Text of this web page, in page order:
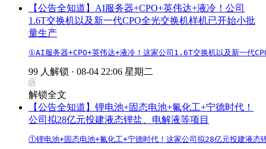
【公告全知道】AI服务器+CPO+英伟达+液冷！公司
1.6T交换机以及新一代CPO全光交换机样机已开始小批
量生产
①AI服务器+CPO+英伟达+液冷！这家公司1.6T交换机以及新一代
99 人解锁 · 08-04 22:06 星期二
解锁全文
【公告全知道】锂电池+固态电池+氟化工+宁德时代！
公司拟28亿元投建液态锂盐、电解液等项目
①锂电池+固态电池+氟化工+宁德时代！这家公司拟28亿元投建液